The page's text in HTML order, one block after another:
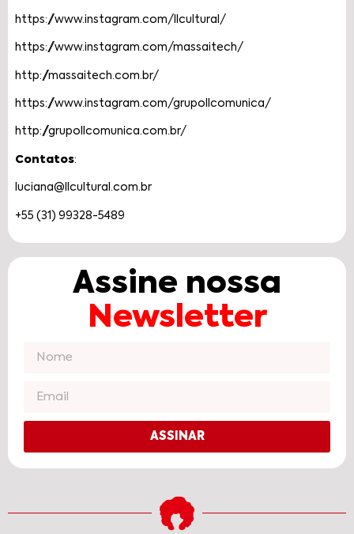
https://www.instagram.com/llcultural/
https://www.instagram.com/massaitech/
http://massaitech.com.br/
https://www.instagram.com/grupollcomunica/
http://grupollcomunica.com.br/
Contatos:
luciana@llcultural.com.br
+55 (31) 99328-5489
Assine nossa
Newsletter
ASSINAR